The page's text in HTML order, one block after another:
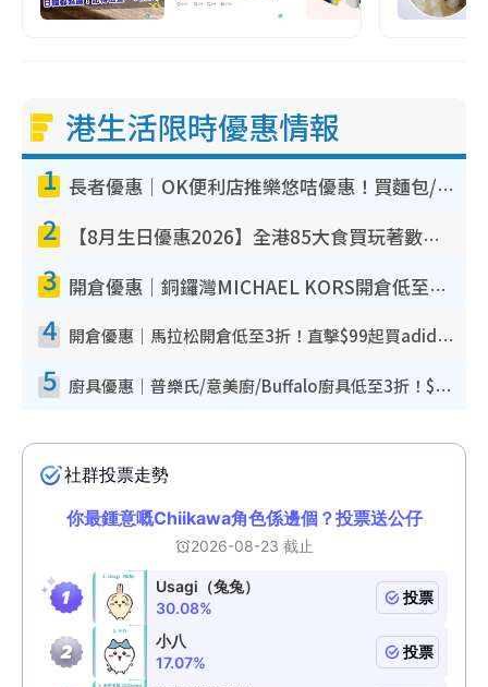
港生活限時優惠情報
1 長者優惠｜OK便利店推樂悠咭優惠！買麵包/牛奶/保健品拍卡即減
2 【8月生日優惠2026】全港85大食買玩著數攻略 自助餐/火鍋放題同行免費＋誠品/DONKI送現金券
3 開倉優惠｜銅鑼灣MICHAEL KORS開倉低至17折！直擊$500起買手袋/銀包/鞋款 必買經典Jet Set系列
4 開倉優惠｜馬拉松開倉低至3折！直擊$99起買adidas／New Balance／Puma鞋款 STANLEY保溫杯劈價至$119起
5 廚具優惠｜普樂氏/意美廚/Buffalo廚具低至3折！$89起買煎鍋／炒鑊／個人鍋 同場小家電激減至$99起